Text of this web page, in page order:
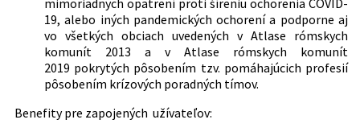
19, alebo iných pandemických ochorení a podporne aj
vo všetkých obciach uvedených v Atlase rómskych
komunít 2013 a v Atlase rómskych komunít
2019 pokrytých pôsobením tzv. pomáhajúcich profesií
pôsobením krízových poradných tímov.
Benefity pre zapojených užívateľov: